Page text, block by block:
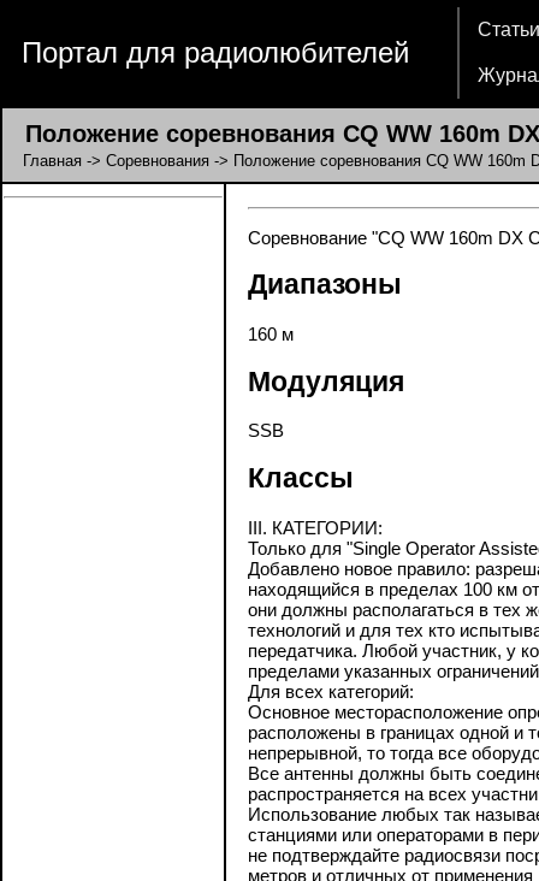
Портал для радиолюбителей
Статьи
Положение соревнования CQ WW 160m
Главная -> Соревнования -> Положение соревнования CQ WW 160m
Соревнование "CQ WW 160m DX
Диапазоны
160 м
Модуляция
SSB
Классы
III. КАТЕГОРИИ:
Только для "Single Operator
Добавлено новое правило:
находящийся в пределах 100 км
они должны располагаться в тех
технологий и для тех кто
передатчика. Любой участник, у
пределами указанных
Для всех категорий:
Основное месторасположение
расположены в границах одной и
непрерывной, то тогда все
Все антенны должны быть
распространяется на всех
Использование любых так
станциями или операторами в
не подтверждайте радиосвязи
метров и отличных от